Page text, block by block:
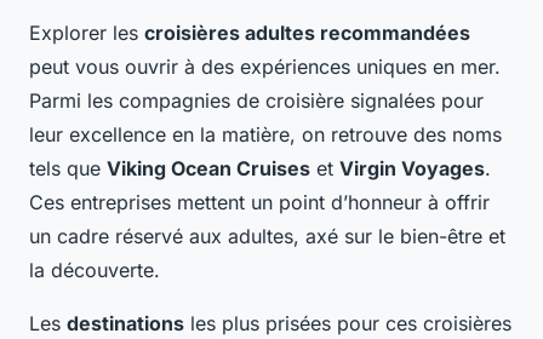
Explorer les croisières adultes recommandées
peut vous ouvrir à des expériences uniques en mer.
Parmi les compagnies de croisière signalées pour
leur excellence en la matière, on retrouve des noms
tels que Viking Ocean Cruises et Virgin Voyages.
Ces entreprises mettent un point d’honneur à offrir
un cadre réservé aux adultes, axé sur le bien-être et
la découverte.
Les destinations les plus prisées pour ces croisières